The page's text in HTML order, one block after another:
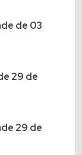
de 03
29 de
29 de